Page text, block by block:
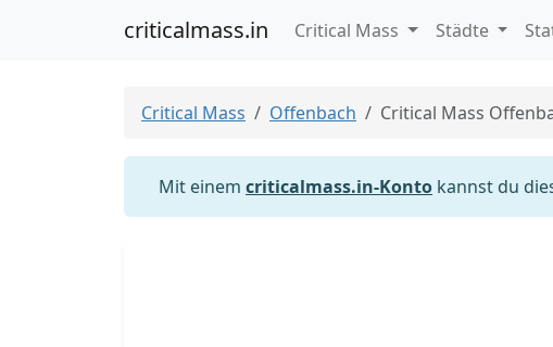
criticalmass.in Critical Mass Städte
Critical Mass Offenbach Critical Mass
Mit einem criticalmass.in-Konto kannst du